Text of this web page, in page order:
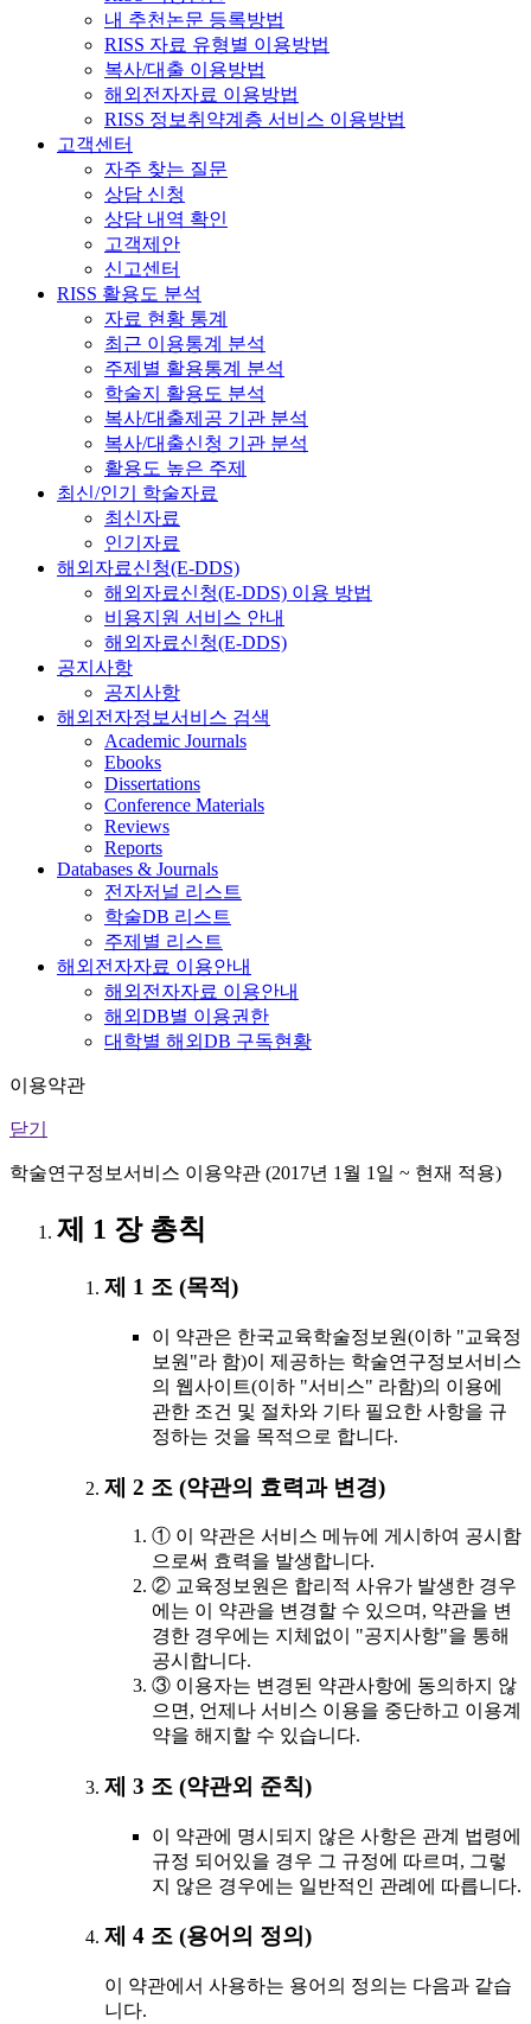
내 추천논문 등록방법
RISS 자료 유형별 이용방법
복사/대출 이용방법
해외전자자료 이용방법
RISS 정보취약계층 서비스 이용방법
고객센터
자주 찾는 질문
상담 신청
상담 내역 확인
고객제안
신고센터
RISS 활용도 분석
자료 현황 통계
최근 이용통계 분석
주제별 활용통계 분석
학술지 활용도 분석
복사/대출제공 기관 분석
복사/대출신청 기관 분석
활용도 높은 주제
최신/인기 학술자료
최신자료
인기자료
해외자료신청(E-DDS)
해외자료신청(E-DDS) 이용 방법
비용지원 서비스 안내
해외자료신청(E-DDS)
공지사항
공지사항
해외전자정보서비스 검색
Academic Journals
Ebooks
Dissertations
Conference Materials
Reviews
Reports
Databases & Journals
전자저널 리스트
학술DB 리스트
주제별 리스트
해외전자자료 이용안내
해외전자자료 이용안내
해외DB별 이용권한
대학별 해외DB 구독현황
이용약관
닫기
학술연구정보서비스 이용약관 (2017년 1월 1일 ~ 현재 적용)
제 1 장 총칙
제 1 조 (목적)
이 약관은 한국교육학술정보원(이하 "교육정
보원"라 함)이 제공하는 학술연구정보서비스
의 웹사이트(이하 "서비스" 라함)의 이용에
관한 조건 및 절차와 기타 필요한 사항을 규
정하는 것을 목적으로 합니다.
제 2 조 (약관의 효력과 변경)
① 이 약관은 서비스 메뉴에 게시하여 공시함
으로써 효력을 발생합니다.
② 교육정보원은 합리적 사유가 발생한 경우
에는 이 약관을 변경할 수 있으며, 약관을 변
경한 경우에는 지체없이 "공지사항"을 통해
공시합니다.
③ 이용자는 변경된 약관사항에 동의하지 않
으면, 언제나 서비스 이용을 중단하고 이용계
약을 해지할 수 있습니다.
제 3 조 (약관외 준칙)
이 약관에 명시되지 않은 사항은 관계 법령에
규정 되어있을 경우 그 규정에 따르며, 그렇
지 않은 경우에는 일반적인 관례에 따릅니다.
제 4 조 (용어의 정의)
이 약관에서 사용하는 용어의 정의는 다음과 같습
니다.